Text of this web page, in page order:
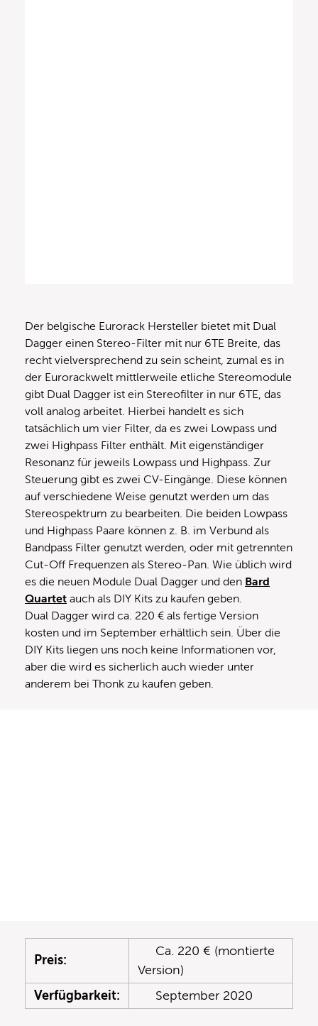
Der belgische Eurorack Hersteller bietet mit Dual
Dagger einen Stereo-Filter mit nur 6TE Breite, das
recht vielversprechend zu sein scheint, zumal es in
der Eurorackwelt mittlerweile etliche Stereomodule
gibt Dual Dagger ist ein Stereofilter in nur 6TE, das
voll analog arbeitet. Hierbei handelt es sich
tatsächlich um vier Filter, da es zwei Lowpass und
zwei Highpass Filter enthält. Mit eigenständiger
Resonanz für jeweils Lowpass und Highpass. Zur
Steuerung gibt es zwei CV-Eingänge. Diese können
auf verschiedene Weise genutzt werden um das
Stereospektrum zu bearbeiten. Die beiden Lowpass
und Highpass Paare können z. B. im Verbund als
Bandpass Filter genutzt werden, oder mit getrennten
Cut-Off Frequenzen als Stereo-Pan. Wie üblich wird
es die neuen Module Dual Dagger und den Bard
Quartet auch als DIY Kits zu kaufen geben.
Dual Dagger wird ca. 220 € als fertige Version
kosten und im September erhältlich sein. Über die
DIY Kits liegen uns noch keine Informationen vor,
aber die wird es sicherlich auch wieder unter
anderem bei Thonk zu kaufen geben.
Preis:
Ca. 220 € (montierte
Version)
Verfügbarkeit:
September 2020